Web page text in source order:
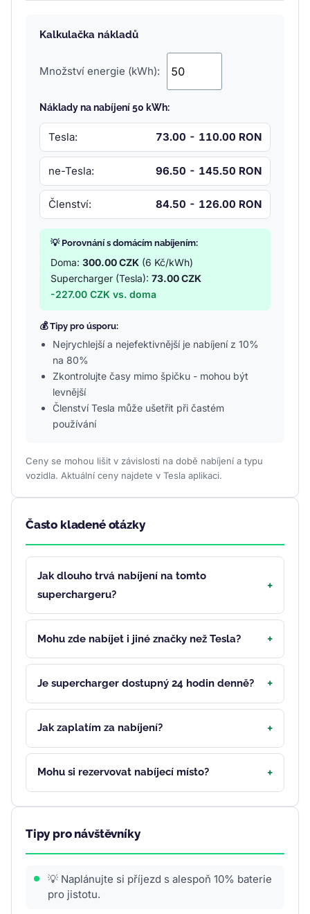
Kalkulačka nákladů
Množství energie (kWh):
Náklady na nabíjení 50 kWh:
Tesla: 73.00 - 110.00 RON
ne-Tesla: 96.50 - 145.50 RON
Členství: 84.50 - 126.00 RON
💡 Porovnání s domácím nabíjením:
Doma: 300.00 CZK (6 Kč/kWh)
Supercharger (Tesla): 73.00 CZK
-227.00 CZK vs. doma
💰 Tipy pro úsporu:
Nejrychlejší a nejefektivnější je nabíjení z 10%
na 80%
Zkontrolujte časy mimo špičku - mohou být
levnější
Členství Tesla může ušetřit při častém
používání
Ceny se mohou lišit v závislosti na době nabíjení a typu
vozidla. Aktuální ceny najdete v Tesla aplikaci.
Často kladené otázky
Jak dlouho trvá nabíjení na tomto
superchargeru?
Mohu zde nabíjet i jiné značky než Tesla?
Je supercharger dostupný 24 hodin denně?
Jak zaplatím za nabíjení?
Mohu si rezervovat nabíjecí místo?
Tipy pro návštěvníky
💡 Naplánujte si příjezd s alespoň 10% baterie
pro jistotu.